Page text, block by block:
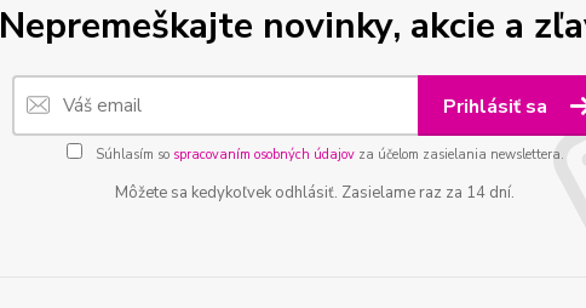
Nepremeškajte novinky, akcie a
Prihlásiť sa
Súhlasím so spracovaním osobných údajovza účelom zasielania newslettera.
Môžete sa kedykoľvek odhlásiť. Zasielame raz za 14 dní.